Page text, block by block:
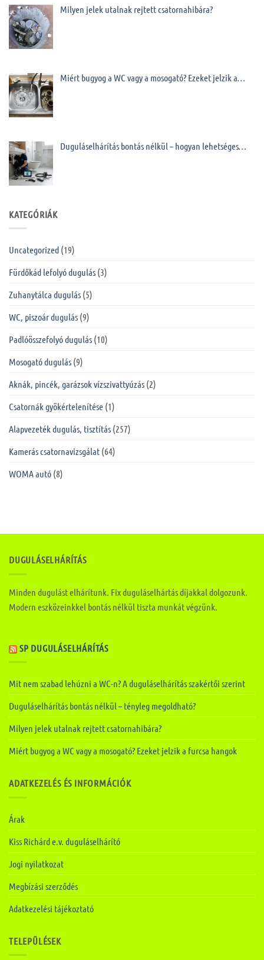
Milyen jelek utalnak rejtett csatornahibára?
Miért bugyog a WC vagy a mosogató? Ezeket jelzik a…
Duguláselhárítás bontás nélkül – hogyan lehetséges…
KATEGÓRIÁK
Uncategorized (19)
Fürdőkád lefolyó dugulás (3)
Zuhanytálca dugulás (5)
WC, piszoár dugulás (9)
Padlóösszefolyó dugulás (10)
Mosogató dugulás (9)
Aknák, pincék, garázsok vízszivattyúzás (2)
Csatornák gyökértelenítése (1)
Alapvezeték dugulás, tisztítás (257)
Kamerás csatornavizsgálat (64)
WOMA autó (8)
DUGULÁSELHÁRÍTÁS
Minden dugulást elhárítunk. Fix duguláselhártás díjakkal dolgozunk.
Modern eszközeinkkel bontás nélkül tiszta munkát végzünk.
SP DUGULÁSELHÁRÍTÁS
Mit nem szabad lehúzni a WC-n? A duguláselhárítás szakértői szerint
Duguláselhárítás bontás nélkül – tényleg megoldható?
Milyen jelek utalnak rejtett csatornahibára?
Miért bugyog a WC vagy a mosogató? Ezeket jelzik a furcsa hangok
ADATKEZELÉS ÉS INFORMÁCIÓK
Árak
Kiss Richárd e.v. duguláselhárító
Jogi nyilatkozat
Megbízási szerződés
Adatkezelési tájékoztató
TELEPÜLÉSEK